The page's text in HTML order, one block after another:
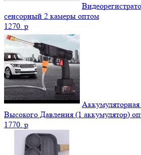
сенсорный 2 камеры оптом
1270. p
Высокого Давления (1 аккумулятор)
1770. p